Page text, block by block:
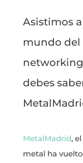
Asistimos
mundo del
debes
MetalMadrid,
metal ha